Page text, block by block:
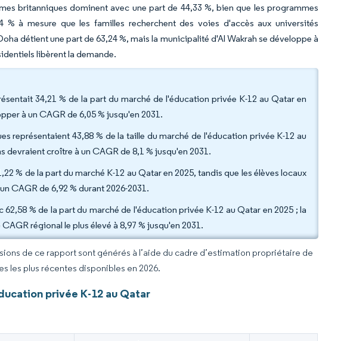
britanniques dominent avec une part de 44,33 %, bien que les programmes
à mesure que les familles recherchent des voies d'accès aux universités
détient une part de 63,24 %, mais la municipalité d'Al Wakrah se développe à
libèrent la demande.
34,21 % de la part du marché de l'éducation privée K-12 au Qatar en
à un CAGR de 6,05 % jusqu'en 2031.
représentaient 43,88 % de la taille du marché de l'éducation privée K-12 au
croître à un CAGR de 8,1 % jusqu'en 2031.
% de la part du marché K-12 au Qatar en 2025, tandis que les élèves locaux
CAGR de 6,92 % durant 2026-2031.
% de la part du marché de l'éducation privée K-12 au Qatar en 2025 ; la
régional le plus élevé à 8,97 % jusqu'en 2031.
de ce rapport sont générés à l’aide du cadre d’estimation propriétaire de
les plus récentes disponibles en 2026.
privée K-12 au Qatar